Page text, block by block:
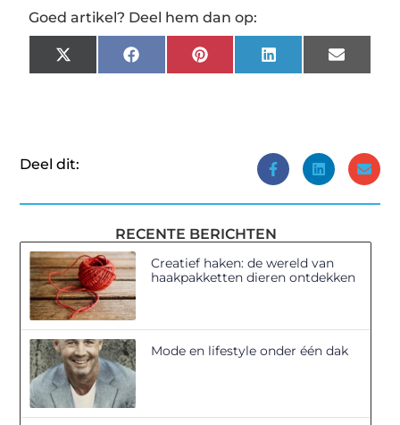
Goed artikel? Deel hem dan op:
X
(Twitter)
FacebookPinterestLinkedInEmail
Deel dit:
RECENTE BERICHTEN
Creatief haken: de wereld van
haakpakketten dieren ontdekken
Mode en lifestyle onder één dak